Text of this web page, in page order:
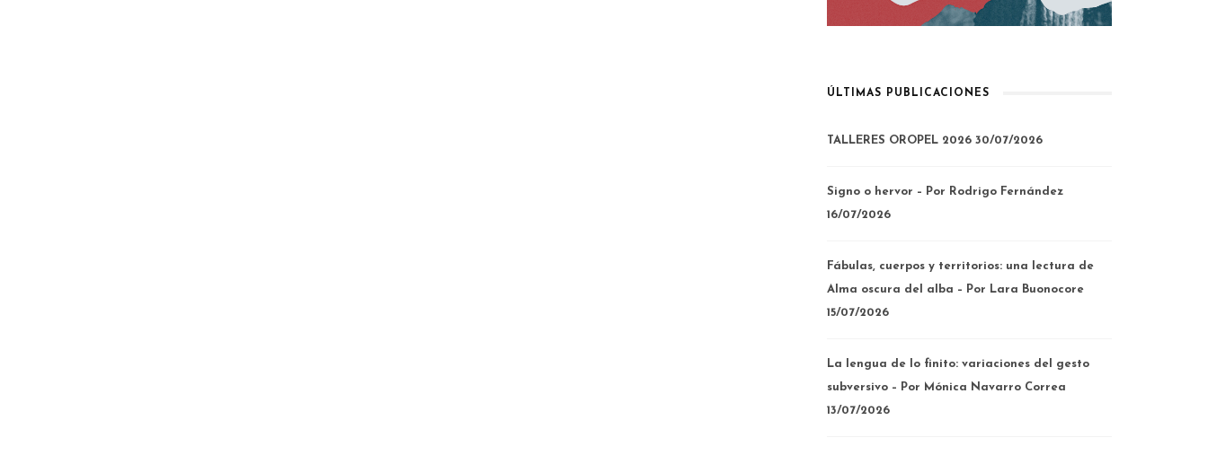
ÚLTIMAS PUBLICACIONES
TALLERES OROPEL 2026 30/07/2026
Signo o hervor – Por Rodrigo Fernández
16/07/2026
Fábulas, cuerpos y territorios: una lectura de
Alma oscura del alba – Por Lara Buonocore
15/07/2026
La lengua de lo finito: variaciones del gesto
subversivo – Por Mónica Navarro Correa
13/07/2026